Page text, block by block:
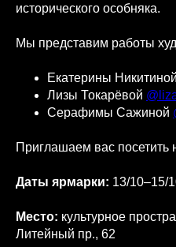
исторического особняка.
Мы представим работы
Екатерины Никитиной
Лизы Токарёвой
Серафимы Сажиной
Приглашаем вас посетить
Даты ярмарки: 13/10–15/
Место: культурное
Литейный пр., 62